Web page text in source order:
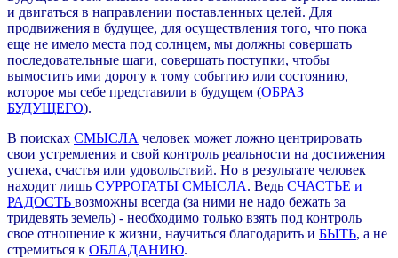
и двигаться в направлении поставленных целей. Для
продвижения в будущее, для осуществления того, что пока
еще не имело места под солнцем, мы должны совершать
последовательные шаги, совершать поступки, чтобы
вымостить ими дорогу к тому событию или состоянию,
которое мы себе представили в будущем (ОБРАЗ
БУДУЩЕГО).
В поисках СМЫСЛА человек может ложно центрировать
свои устремления и свой контроль реальности на достижения
успеха, счастья или удовольствий. Но в результате человек
находит лишь СУРРОГАТЫ СМЫСЛА. Ведь СЧАСТЬЕ и
РАДОСТЬ возможны всегда (за ними не надо бежать за
тридевять земель) - необходимо только взять под контроль
свое отношение к жизни, научиться благодарить и БЫТЬ, а не
стремиться к ОБЛАДАНИЮ.